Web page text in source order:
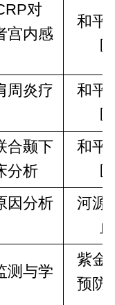
对
宫内感
和平
周炎疗
和平
合颞下
分析
和平
因分析
河源
测与学
紫金
预防